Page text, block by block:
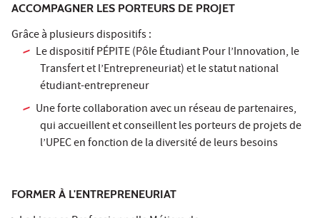
ACCOMPAGNER LES PORTEURS DE PROJET
Grâce à plusieurs dispositifs :
Le dispositif PÉPITE (Pôle Étudiant Pour l’Innovation, le
Transfert et l’Entrepreneuriat) et lestatut national
étudiant-entrepreneur
Une forte collaboration avec un réseau de partenaires,
qui accueillent et conseillent les porteurs de projets de
l’UPEC en fonction de la diversité de leurs besoins
FORMER À L'ENTREPRENEURIAT